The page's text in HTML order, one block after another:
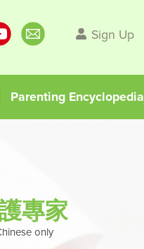
Sign Up
Parenting Encyclopedia
專家
only